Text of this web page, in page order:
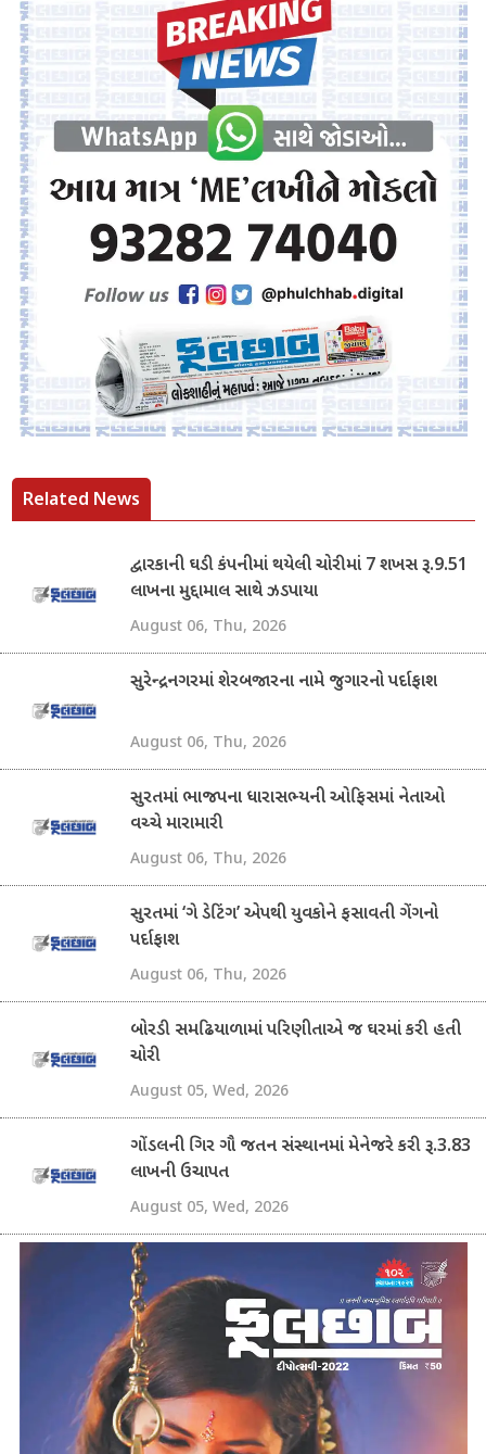
Related News
દ્વારકાની ઘડી કંપનીમાં થયેલી ચોરીમાં 7 શખસ રૂ.9.51
લાખના મુદ્દામાલ સાથે ઝડપાયા
August 06, Thu, 2026
સુરેન્દ્રનગરમાં શેરબજારના નામે જુગારનો પર્દાફાશ
August 06, Thu, 2026
સુરતમાં ભાજપના ધારાસભ્યની ઓફિસમાં નેતાઓ
વચ્ચે મારામારી
August 06, Thu, 2026
સુરતમાં ‘ગે ડેટિંગ’ એપથી યુવકોને ફસાવતી ગેંગનો
પર્દાફાશ
August 06, Thu, 2026
બોરડી સમઢિયાળામાં પરિણીતાએ જ ઘરમાં કરી હતી
ચોરી
August 05, Wed, 2026
ગોંડલની ગિર ગૌ જતન સંસ્થાનમાં મેનેજરે કરી રૂ.3.83
લાખની ઉચાપત
August 05, Wed, 2026